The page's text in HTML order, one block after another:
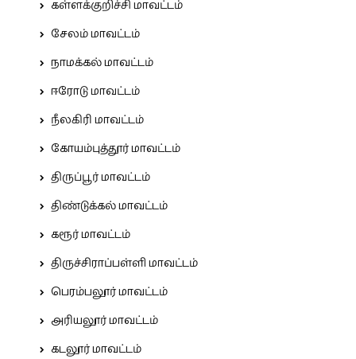
கள்ளக்குறிச்சி மாவட்டம்
சேலம் மாவட்டம்
நாமக்கல் மாவட்டம்
ஈரோடு மாவட்டம்
நீலகிரி மாவட்டம்
கோயம்புத்தூர் மாவட்டம்
திருப்பூர் மாவட்டம்
திண்டுக்கல் மாவட்டம்
கரூர் மாவட்டம்
திருச்சிராப்பள்ளி மாவட்டம்
பெரம்பலூர் மாவட்டம்
அரியலூர் மாவட்டம்
கடலூர் மாவட்டம்